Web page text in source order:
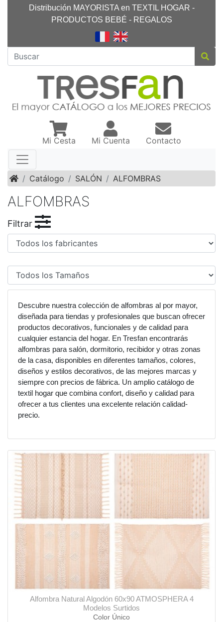
Distribución MAYORISTA en TEXTIL HOGAR -
PRODUCTOS BEBÉ - REGALOS
Mi Cesta Mi Cuenta Contacto
InicioCatálogo SALÓN ALFOMBRAS
ALFOMBRAS
Filtrar
Descubre nuestra colección de alfombras al por mayor,
diseñada para tiendas y profesionales que buscan ofrecer
productos decorativos, funcionales y de calidad para
cualquier estancia del hogar. En Tresfan encontrarás
alfombras para salón, dormitorio, recibidor y otras zonas
de la casa, disponibles en diferentes tamaños, colores,
diseños y estilos decorativos, de las mejores marcas y
siempre con precios de fábrica. Un amplio catálogo de
textil hogar que combina confort, diseño y calidad para
ofrecer a tus clientes una excelente relación calidad-
precio.
Alfombra Natural Algodón 60x90 ATMOSPHERA 4
Modelos Surtidos
Color Único